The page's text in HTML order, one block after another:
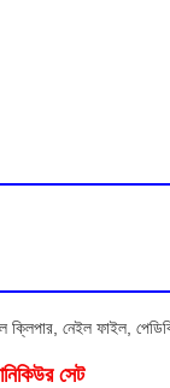
নেইল ফাইল,
সেট